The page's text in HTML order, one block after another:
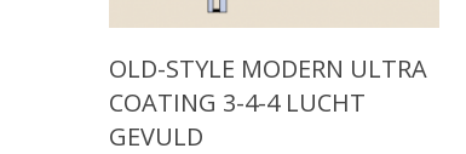
OLD-STYLE MODERN ULTRA
COATING 3-4-4 LUCHT
GEVULD